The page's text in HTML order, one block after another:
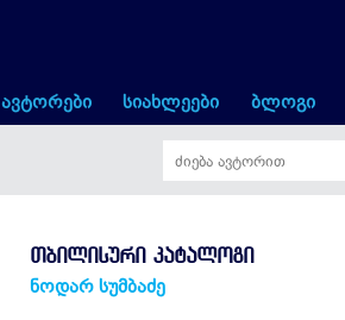
ავტორები სიახლეები ბლოგი
ᲗᲑᲘᲚᲘᲡᲣᲠᲘ ᲙᲐᲢᲐᲚᲝᲒᲘ
ნოდარ სუმბაძე